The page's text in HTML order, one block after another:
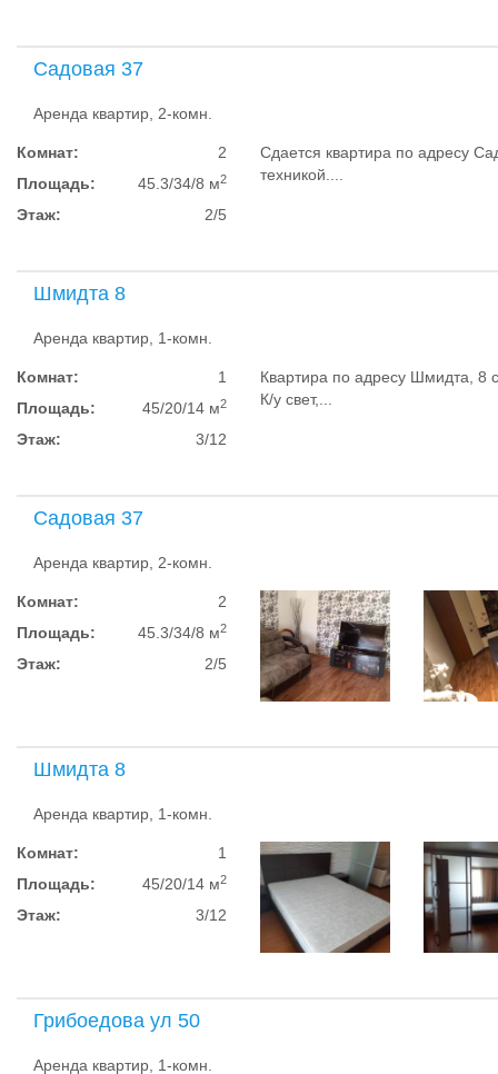
Садовая 37
Аренда квартир, 2-комн.
Комнат:
2
Площадь:
45.3/34/8 м2
Этаж: 2/5
Сдается квартира по адресу
техникой....
Шмидта 8
Аренда квартир, 1-комн.
Комнат:
1
Площадь:
45/20/14 м2
Этаж: 3/12
Квартира по адресу Шмидта, 8
К/у свет,...
Садовая 37
Аренда квартир, 2-комн.
Комнат:
2
Площадь:
45.3/34/8 м2
Этаж: 2/5
Шмидта 8
Аренда квартир, 1-комн.
Комнат:
1
Площадь:
45/20/14 м2
Этаж: 3/12
Грибоедова ул 50
Аренда квартир, 1-комн.